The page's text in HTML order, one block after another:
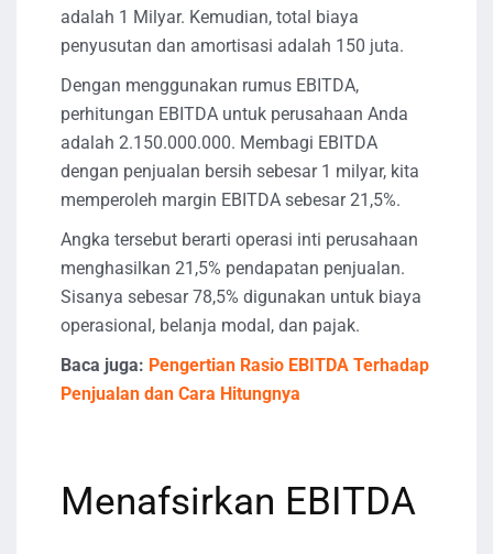
adalah 1 Milyar. Kemudian, total biaya
penyusutan dan amortisasi adalah 150 juta.
Dengan menggunakan rumus EBITDA,
perhitungan EBITDA untuk perusahaan Anda
adalah 2.150.000.000. Membagi EBITDA
dengan penjualan bersih sebesar 1 milyar, kita
memperoleh margin EBITDA sebesar 21,5%.
Angka tersebut berarti operasi inti perusahaan
menghasilkan 21,5% pendapatan penjualan.
Sisanya sebesar 78,5% digunakan untuk biaya
operasional, belanja modal, dan pajak.
Baca juga: Pengertian Rasio EBITDA Terhadap
Penjualan dan Cara Hitungnya
Menafsirkan EBITDA